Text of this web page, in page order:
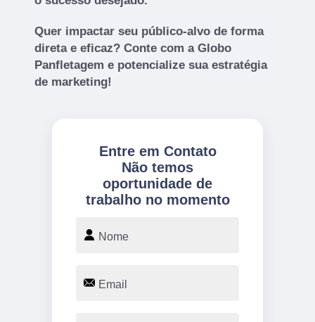
Quer impactar seu público-alvo de forma
direta e eficaz? Conte com a Globo
Panfletagem e potencialize sua estratégia
de marketing!
Entre em Contato
Não temos
oportunidade de
trabalho no momento